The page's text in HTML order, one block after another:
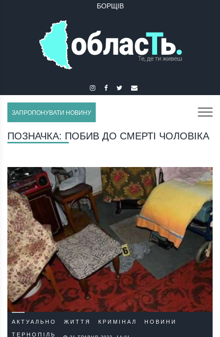
БОРЩІВ
ЗАПРОПОНУВАТИ НОВИНУ
ПОЗНАЧКА: ПОБИВ ДО СМЕРТІ ЧОЛОВІКА
АКТУАЛЬНО ЖИТТЯ КРИМІНАЛ НОВИНИ
ТЕРНОПІЛЬ